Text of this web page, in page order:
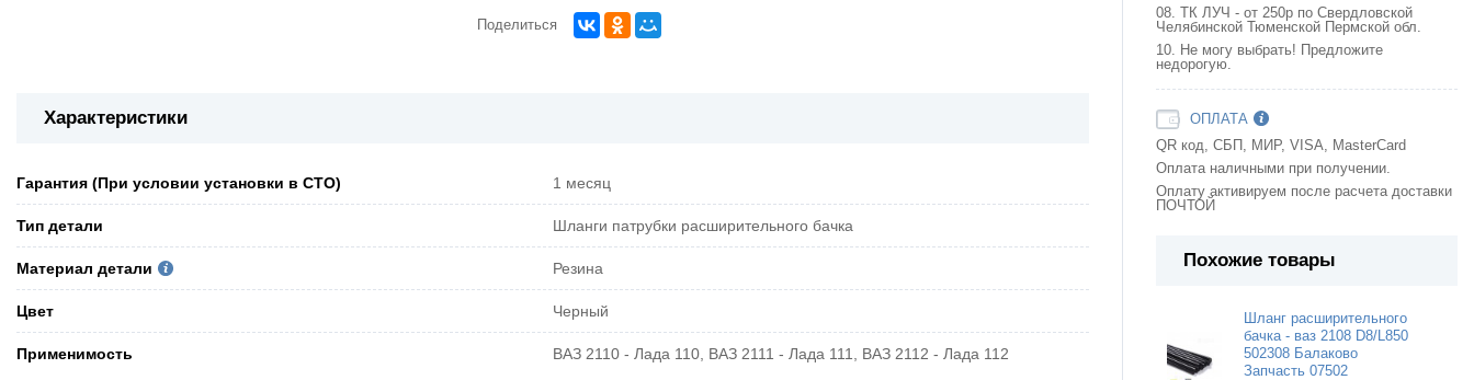
Поделиться
Характеристики
Гарантия (При условии установки в СТО) 1 месяц
Тип детали Шланги патрубки расширительного бачка
Материал детали Резина
Цвет Черный
Применимость ВАЗ 2110 - Лада 110, ВАЗ 2111 - Лада 111, ВАЗ 2112 - Лада 112
08. ТК ЛУЧ - от 250р по Свердловской
Челябинской Тюменской Пермской обл.
10. Не могу выбрать! Предложите
недорогую.
ОПЛАТА
QR код, СБП, МИР, VISA, MasterCard
Оплата наличными при получении.
Оплату активируем после расчета доставки
ПОЧТОЙ
Похожие товары
Шланг расширительного
бачка - ваз 2108 D8/L850
502308 Балаково
Запчасть 07502